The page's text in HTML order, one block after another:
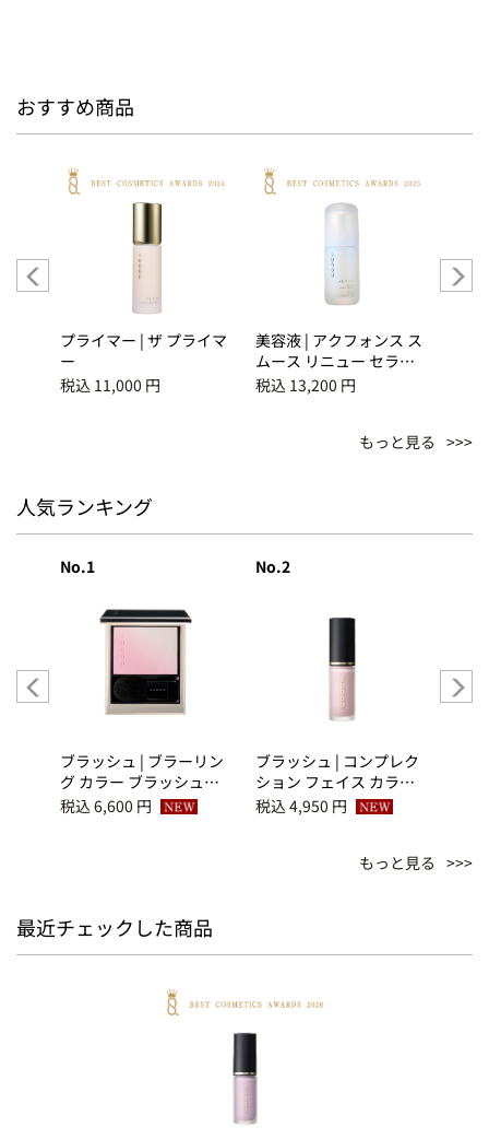
おすすめ商品
プライマー | ザ プライマ
ー
税込 11,000 円
美容液 | アクフォンス ス
ムース リニュー セラム
＜医薬部外品＞
税込 13,200 円
もっと見る
人気ランキング
No.1
ブラッシュ | ブラーリン
グ カラー ブラッシュ
(2026 秋 カラーコレクシ
ョン) 10 澄飾 -
税込 6,600 円
No.2
ブラッシュ | コンプレク
ション フェイス カラー
(2026 秋 カラーコレクシ
ョン) 06 艶宿 -
税込 4,950 円
もっと見る
最近チェックした商品